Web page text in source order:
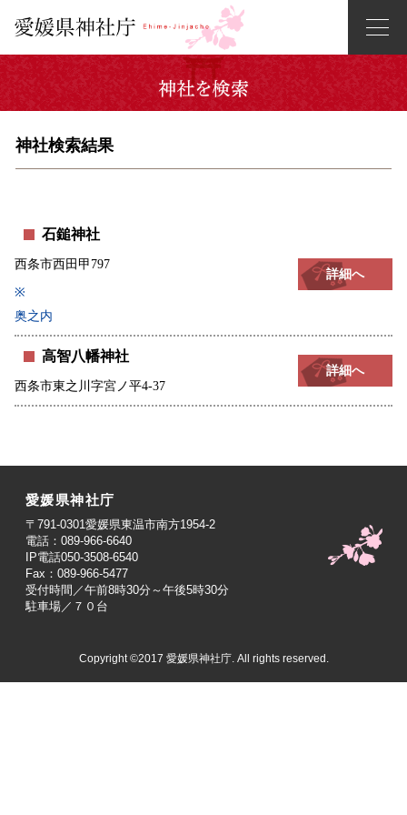
神社検索結果
石鎚神社
西条市西田甲797
詳細へ
※
奥之内
高智八幡神社
西条市東之川字宮ノ平4-37
詳細へ
愛媛県神社庁
〒791-0301愛媛県東温市南方1954-2
電話：089-966-6640
IP電話050-3508-6540
Fax：089-966-5477
受付時間／午前8時30分～午後5時30分
駐車場／７０台
Copyright ©2017 愛媛県神社庁. All rights reserved.